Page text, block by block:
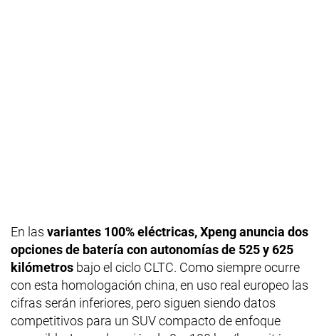
En las variantes 100% eléctricas, Xpeng anuncia dos
opciones de batería con autonomías de 525 y 625
kilómetros bajo el ciclo CLTC. Como siempre ocurre
con esta homologación china, en uso real europeo las
cifras serán inferiores, pero siguen siendo datos
competitivos para un SUV compacto de enfoque